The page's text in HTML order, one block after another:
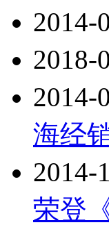
2014-
2018-
2014-
海经
2014-
荣登